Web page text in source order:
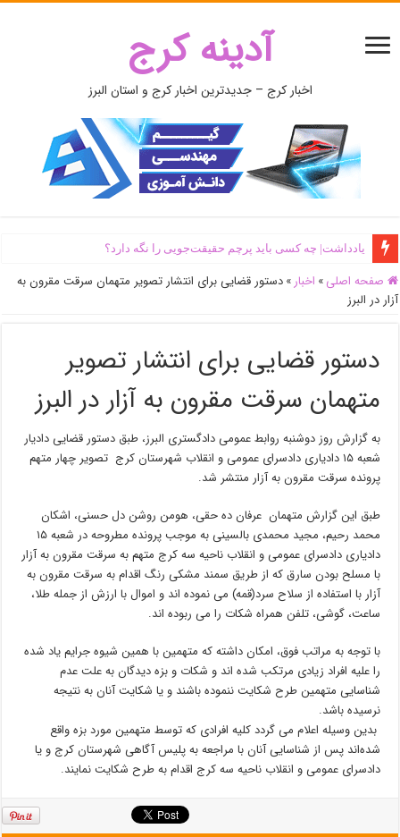
آدینه کرج
اخبار کرج – جدیدترین اخبار کرج و استان البرز
یادداشت| ‌چه کسی باید پرچم حقیقت‌جویی را نگه دارد؟
صفحه اصلی » اخبار » دستور قضایی برای انتشار تصویر متهمان سرقت مقرون به
آزار در البرز
دستور قضایی برای انتشار تصویر
متهمان سرقت مقرون به آزار در البرز
به گزارش روز دوشنبه روابط عمومی دادگستری البرز، طبق دستور قضایی دادیار
شعبه ۱۵ دادیاری دادسرای عمومی و انقلاب شهرستان کرج تصویر چهار متهم
پرونده سرقت مقرون به آزار منتشر شد.
طبق این گزارش متهمان عرفان ده حقی، هومن روشن دل حسنی، اشکان
محمد رحیم، مجید محمدی بالسینی به ‌موجب پرونده مطروحه در شعبه ۱۵
دادیاری دادسرای عمومی و انقلاب ناحیه سه کرج متهم به سرقت مقرون به آزار
با مسلح بودن سارق که از طریق سمند مشکی رنگ اقدام به سرقت مقرون به
آزار با استفاده از سلاح سرد(قمه) می نموده اند و اموال با ارزش از جمله طلا،
ساعت، گوشی، تلفن همراه شکات را می ربوده اند.
با توجه به مراتب فوق، امکان داشته که متهمین با همین شیوه جرایم یاد شده
را علیه افراد زیادی مرتکب شده اند و شکات و بزه دیدگان به علت عدم
شناسایی متهمین طرح شکایت ننموده باشند و یا شکایت آنان به نتیجه
نرسیده باشد.
بدین وسیله اعلام می گردد کلیه افرادی که توسط متهمین مورد بزه واقع
شده‌اند پس از شناسایی آنان با مراجعه به پلیس آگاهی شهرستان کرج و یا
دادسرای عمومی و انقلاب ناحیه سه کرج اقدام به طرح شکایت نمایند.